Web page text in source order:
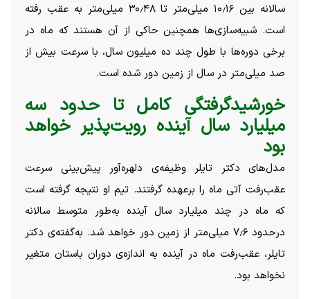
سالانه بین ۱۰٫۱۶ میلی‌متر تا ۳۰٫۴۸ میلی‌متر به عقب رفته
است. شبیه‌سازی‌ها همچنین حاکی از آن هستند که ماه در
برخی دوره‌ها با طول چند ده میلیون سال، با سرعت بیش از
صد میلی‌متر در سال از زمین دور شده است.
خورشیدگرفتگی کامل تا حدود سه
میلیارد سال آینده رویت‌پذیر خواهد
بود
مدل‌های دکتر تایلر وظیفه‌ی دلهره‌آور پیش‌بینی سرعت
عقب‌رفت آتی ماه را برعهده گرفتند. تیم او نتیجه گرفته است
که ماه در چند میلیارد سال آینده به‌طور متوسط سالانه
درحدود ۷٫۶ میلی‌متر از زمین دور خواهد شد. به‌گفته‌ی دکتر
تایلر، عقب‌رفت ماه در آینده به اندازه‌ی دوران باستان متغیر
نخواهد بود.